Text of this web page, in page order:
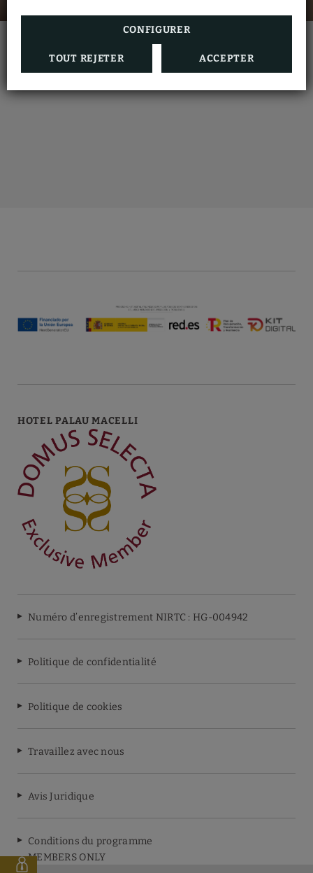
CONFIGURER
TOUT REJETER ACCEPTER
Draps et serviettes
Suite exécutive
HOTEL PALAU MACELLI
Numéro d’enregistrement NIRTC : HG-004942
Politique de confidentialité
Politique de cookies
Travaillez avec nous
Avis Juridique
Conditions du programme
MEMBERS ONLY